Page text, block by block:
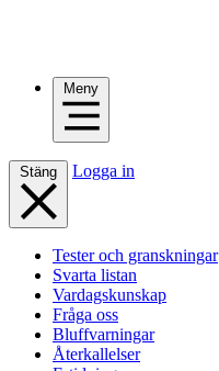
Meny
Stäng Logga in
Tester och granskningar
Svarta listan
Vardagskunskap
Fråga oss
Bluffvarningar
Återkallelser